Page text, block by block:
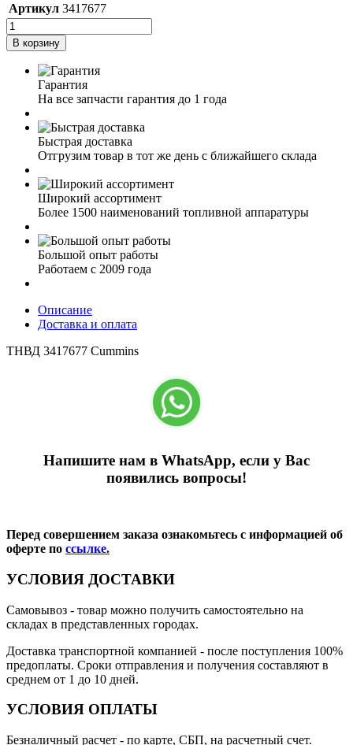
Артикул 3417677
В корзину
Гарантия
На все запчасти гарантия до 1 года
Быстрая доставка
Отгрузим товар в тот же день с ближайшего склада
Широкий ассортимент
Более 1500 наименований топливной аппаратуры
Большой опыт работы
Работаем с 2009 года
Описание
Доставка и оплата
ТНВД 3417677 Cummins
Напишите нам в WhatsApp, если у Вас
появились вопросы!
Перед совершением заказа ознакомьтесь с информацией об
оферте по ссылке.
УСЛОВИЯ ДОСТАВКИ
Самовывоз - товар можно получить самостоятельно на
складах в представленных городах.
Доставка транспортной компанией - после поступления 100%
предоплаты. Сроки отправления и получения составляют в
среднем от 1 до 10 дней.
УСЛОВИЯ ОПЛАТЫ
Безналичный расчет - по карте, СБП, на расчетный счет.